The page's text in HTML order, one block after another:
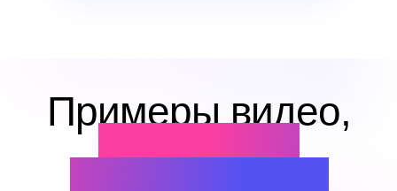
Примеры видео,
за которые